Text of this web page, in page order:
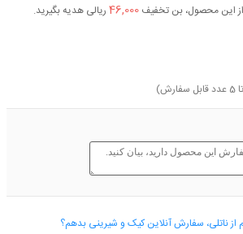
این محصول، بن تخفیف 46,000 ریالی هدیه بگیرید.
تا 5 عدد قابل سفارش)
از ناتلی، سفارش آنلاین کیک و شیرینی بدهم؟